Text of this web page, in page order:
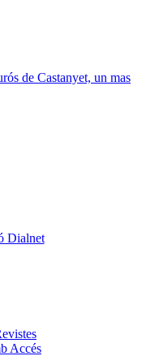
de Castanyet, un mas